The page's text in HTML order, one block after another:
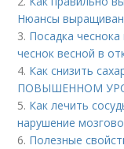
Нюансы
3. Посадка
чеснок весной в
4. Как снизить
ПОВЫШЕННОМ
5. Как лечить
нарушение
6. Полезные